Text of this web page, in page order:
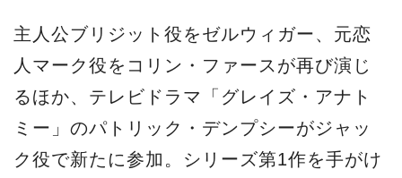
主人公ブリジット役をゼルウィガー、元恋
人マーク役をコリン・ファースが再び演じ
るほか、テレビドラマ「グレイズ・アナト
ミー」のパトリック・デンプシーがジャッ
ク役で新たに参加。シリーズ第1作を手がけ